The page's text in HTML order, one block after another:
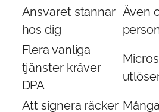
Ansvaret stannar
hos dig
Även
Flera vanliga
tjänster kräver
DPA
Att signera räcker